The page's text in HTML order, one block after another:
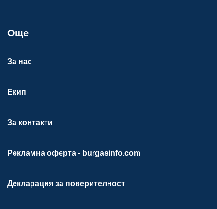
Още
За нас
Екип
За контакти
Рекламна оферта - burgasinfo.com
Декларация за поверителност